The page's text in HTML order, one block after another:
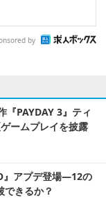
by
『PAYDAY 3』ティ
ームプレイを披露
』アプデ登場―12の
きるか？